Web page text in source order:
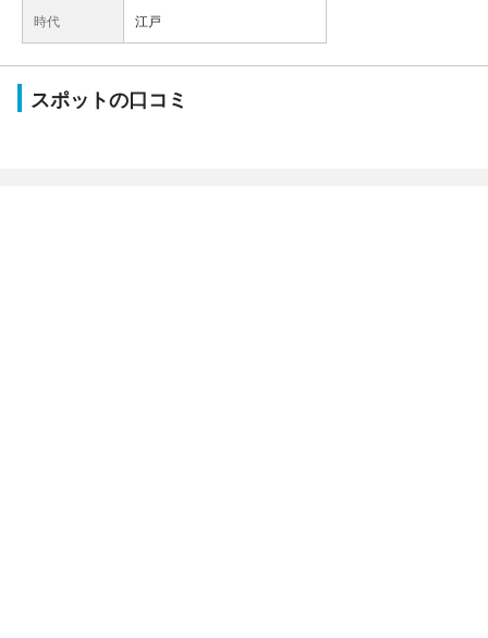
時代 江戸
スポットの口コミ